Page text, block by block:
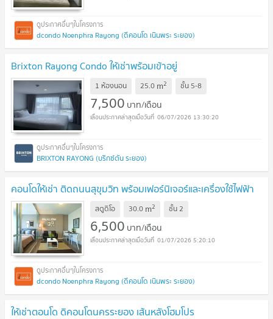
dcondo Noenphra Rayong (ดีคอนโด เนินพระ ระยอง)
Brixton Rayong Condo ให้เช่าพร้อมเข้าอยู่
1 ห้องนอน 25.0 m2 ชั้น 5-8
7,500 บาท/เดือน
06/07/2026 13:30:20
BRIXTON RAYONG (บริกซ์ตัน ระยอง)
คอนโดให้เช่า ติดถนนสุขุมวิท พร้อมเฟอร์นิเจอร์และเครื่องใช้ไฟฟ้า
สตูดิโอ 30.0 m2 ชั้น2
6,500 บาท/เดือน
01/07/2026 5:20:10
dcondo Noenphra Rayong (ดีคอนโด เนินพระ ระยอง)
ให้เช่าตอนโด ดิคอนโดนครระยอง เส้นหลังโฮมโปร